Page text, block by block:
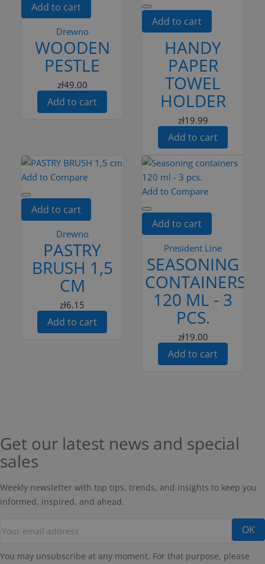
Add to cart
Drewno
WOODEN
PESTLE
zł49.00
Add to cart
Add to cart
HANDY
PAPER
TOWEL
HOLDER
zł19.99
Add to cart
Add to Compare
Add to cart
Drewno
PASTRY
BRUSH 1,5
CM
zł6.15
Add to cart
Add to Compare
Add to cart
President Line
SEASONING
CONTAINERS
120 ML - 3
PCS.
zł19.00
Add to cart
Get our latest news and special
sales
Weekly newsletter with top tips, trends, and insights to keep you
informed, inspired, and ahead.
You may unsubscribe at any moment. For that purpose, please